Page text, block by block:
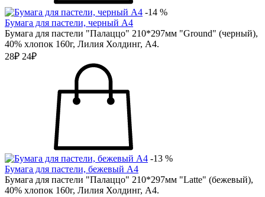
-14 %
Бумага для пастели, черный А4
Бумага для пастели "Палаццо" 210*297мм "Ground" (черный),
40% хлопок 160г, Лилия Холдинг, А4.
28₽ 24₽
-13 %
Бумага для пастели, бежевый А4
Бумага для пастели "Палаццо" 210*297мм "Latte" (бежевый),
40% хлопок 160г, Лилия Холдинг, А4.